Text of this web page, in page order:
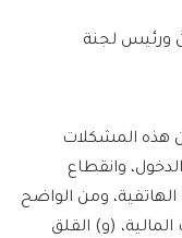
ورئيس لجنة
هذه المشكلات
وانقطاع
ومن الواضح
(و) القلق